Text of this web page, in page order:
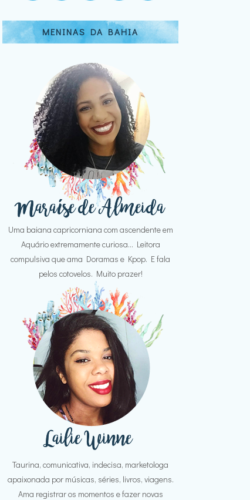
MENINAS DA BAHIA
Uma baiana capricorniana com ascendente em
Aquário extremamente curiosa... Leitora
compulsiva que ama Doramas e Kpop. E fala
pelos cotovelos. Muito prazer!
Taurina, comunicativa, indecisa, marketologa
apaixonada por músicas, séries, livros, viagens.
Ama registrar os momentos e fazer novas